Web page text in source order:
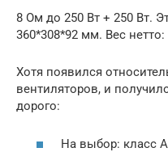
8 Ом до 250 Вт + 250 Вт.
360*308*92 мм. Вес
Хотя появился
вентиляторов, и
дорого:
На выбор: класс